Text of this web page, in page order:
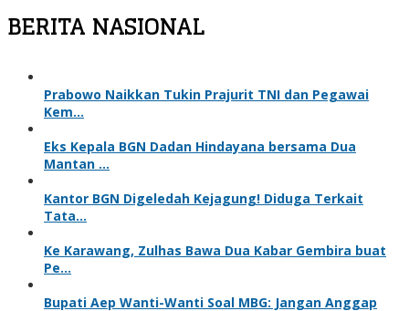
BERITA NASIONAL
Prabowo Naikkan Tukin Prajurit TNI dan Pegawai
Kem…
Eks Kepala BGN Dadan Hindayana bersama Dua
Mantan …
Kantor BGN Digeledah Kejagung! Diduga Terkait
Tata…
Ke Karawang, Zulhas Bawa Dua Kabar Gembira buat
Pe…
Bupati Aep Wanti-Wanti Soal MBG: Jangan Anggap